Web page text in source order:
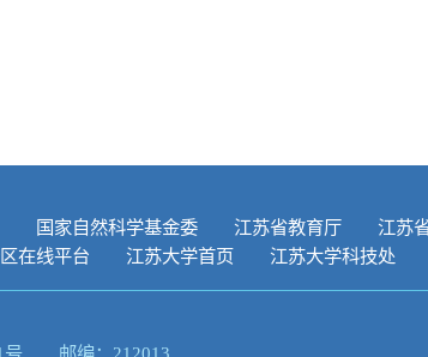
国家自然科学基金委 江苏省教育厅
江苏
在线平台 江苏大学首页 江苏大学科技处
号 邮编：212013